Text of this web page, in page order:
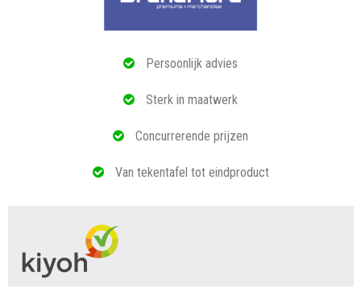
Persoonlijk advies
Sterk in maatwerk
Concurrerende prijzen
Van tekentafel tot eindproduct